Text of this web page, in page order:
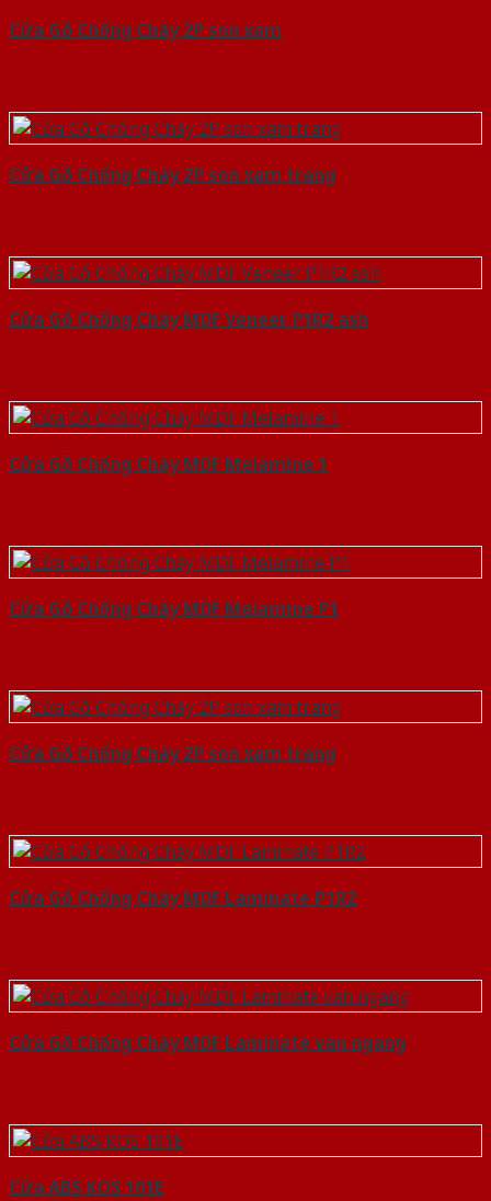
Cửa Gỗ Chống Cháy 2P son xam
Cửa Gỗ Chống Cháy 2P son xam trang
Cửa Gỗ Chống Cháy MDF Veneer P1R2 ash
Cửa Gỗ Chống Cháy MDF Melamine 1
Cửa Gỗ Chống Cháy MDF Melamine P1
Cửa Gỗ Chống Cháy 2P son xam trang
Cửa Gỗ Chống Cháy MDF Laminate P1R2
Cửa Gỗ Chống Cháy MDF Laminate van ngang
Cửa ABS KOS 101E